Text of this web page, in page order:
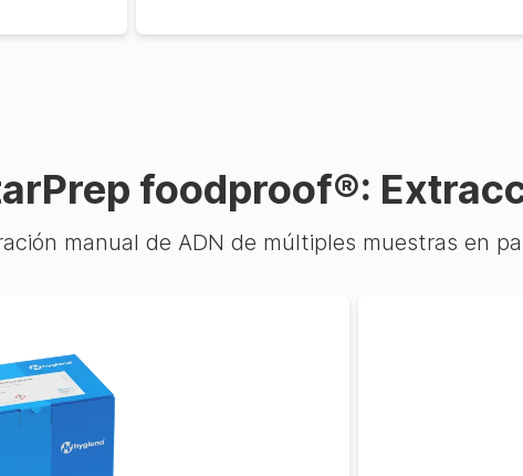
foodproof®:
manual de ADN de múltiples muestras en